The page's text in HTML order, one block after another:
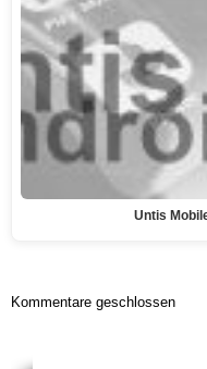
Untis
Kommentare geschlossen